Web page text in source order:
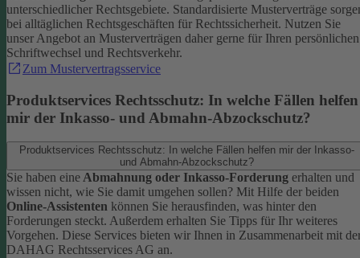
unterschiedlicher Rechtsgebiete. Standardisierte Musterverträge
bei alltäglichen Rechtsgeschäften für Rechtssicherheit. Nutzen Sie
unser Angebot an Musterverträgen daher gerne für Ihren persönlichen
Schriftwechsel und Rechtsverkehr.
Zum Mustervertragsservice
Produktservices Rechtsschutz: In welche Fällen helfen
mir der Inkasso- und Abmahn-Abzockschutz?
Produktservices Rechtsschutz: In welche Fällen helfen mir der Inkasso-
und Abmahn-Abzockschutz?
Sie haben eineAbmahnung oder Inkasso-Forderung erhalten und
wissen nicht, wie Sie damit umgehen sollen? Mit Hilfe der beiden
Online-Assistenten können Sie herausfinden, was hinter den
Forderungen steckt. Außerdem erhalten Sie Tipps für Ihr weiteres
Vorgehen. Diese Services bieten wir Ihnen in Zusammenarbeit mit
DAHAG Rechtsservices AG an.